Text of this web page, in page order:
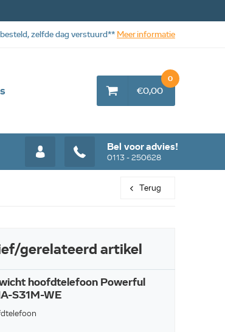
Bel voor advies!
0113 - 250628
€0,00
0
zelfde dag verstuurd** Meer informatie
Terug
gerelateerd artikel
hoofdtelefoon Powerful
S31M-WE